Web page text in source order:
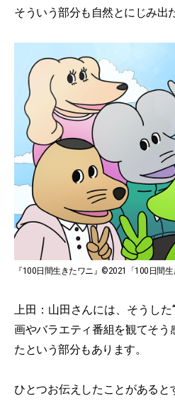
そういう部分も自然とにじみ出
『100日間生きたワニ』©2021「100⽇間
上田：山田さんには、そうした
画やバラエティ番組を観てそう
たという部分もあります。
ひとつお伝えしたことがある